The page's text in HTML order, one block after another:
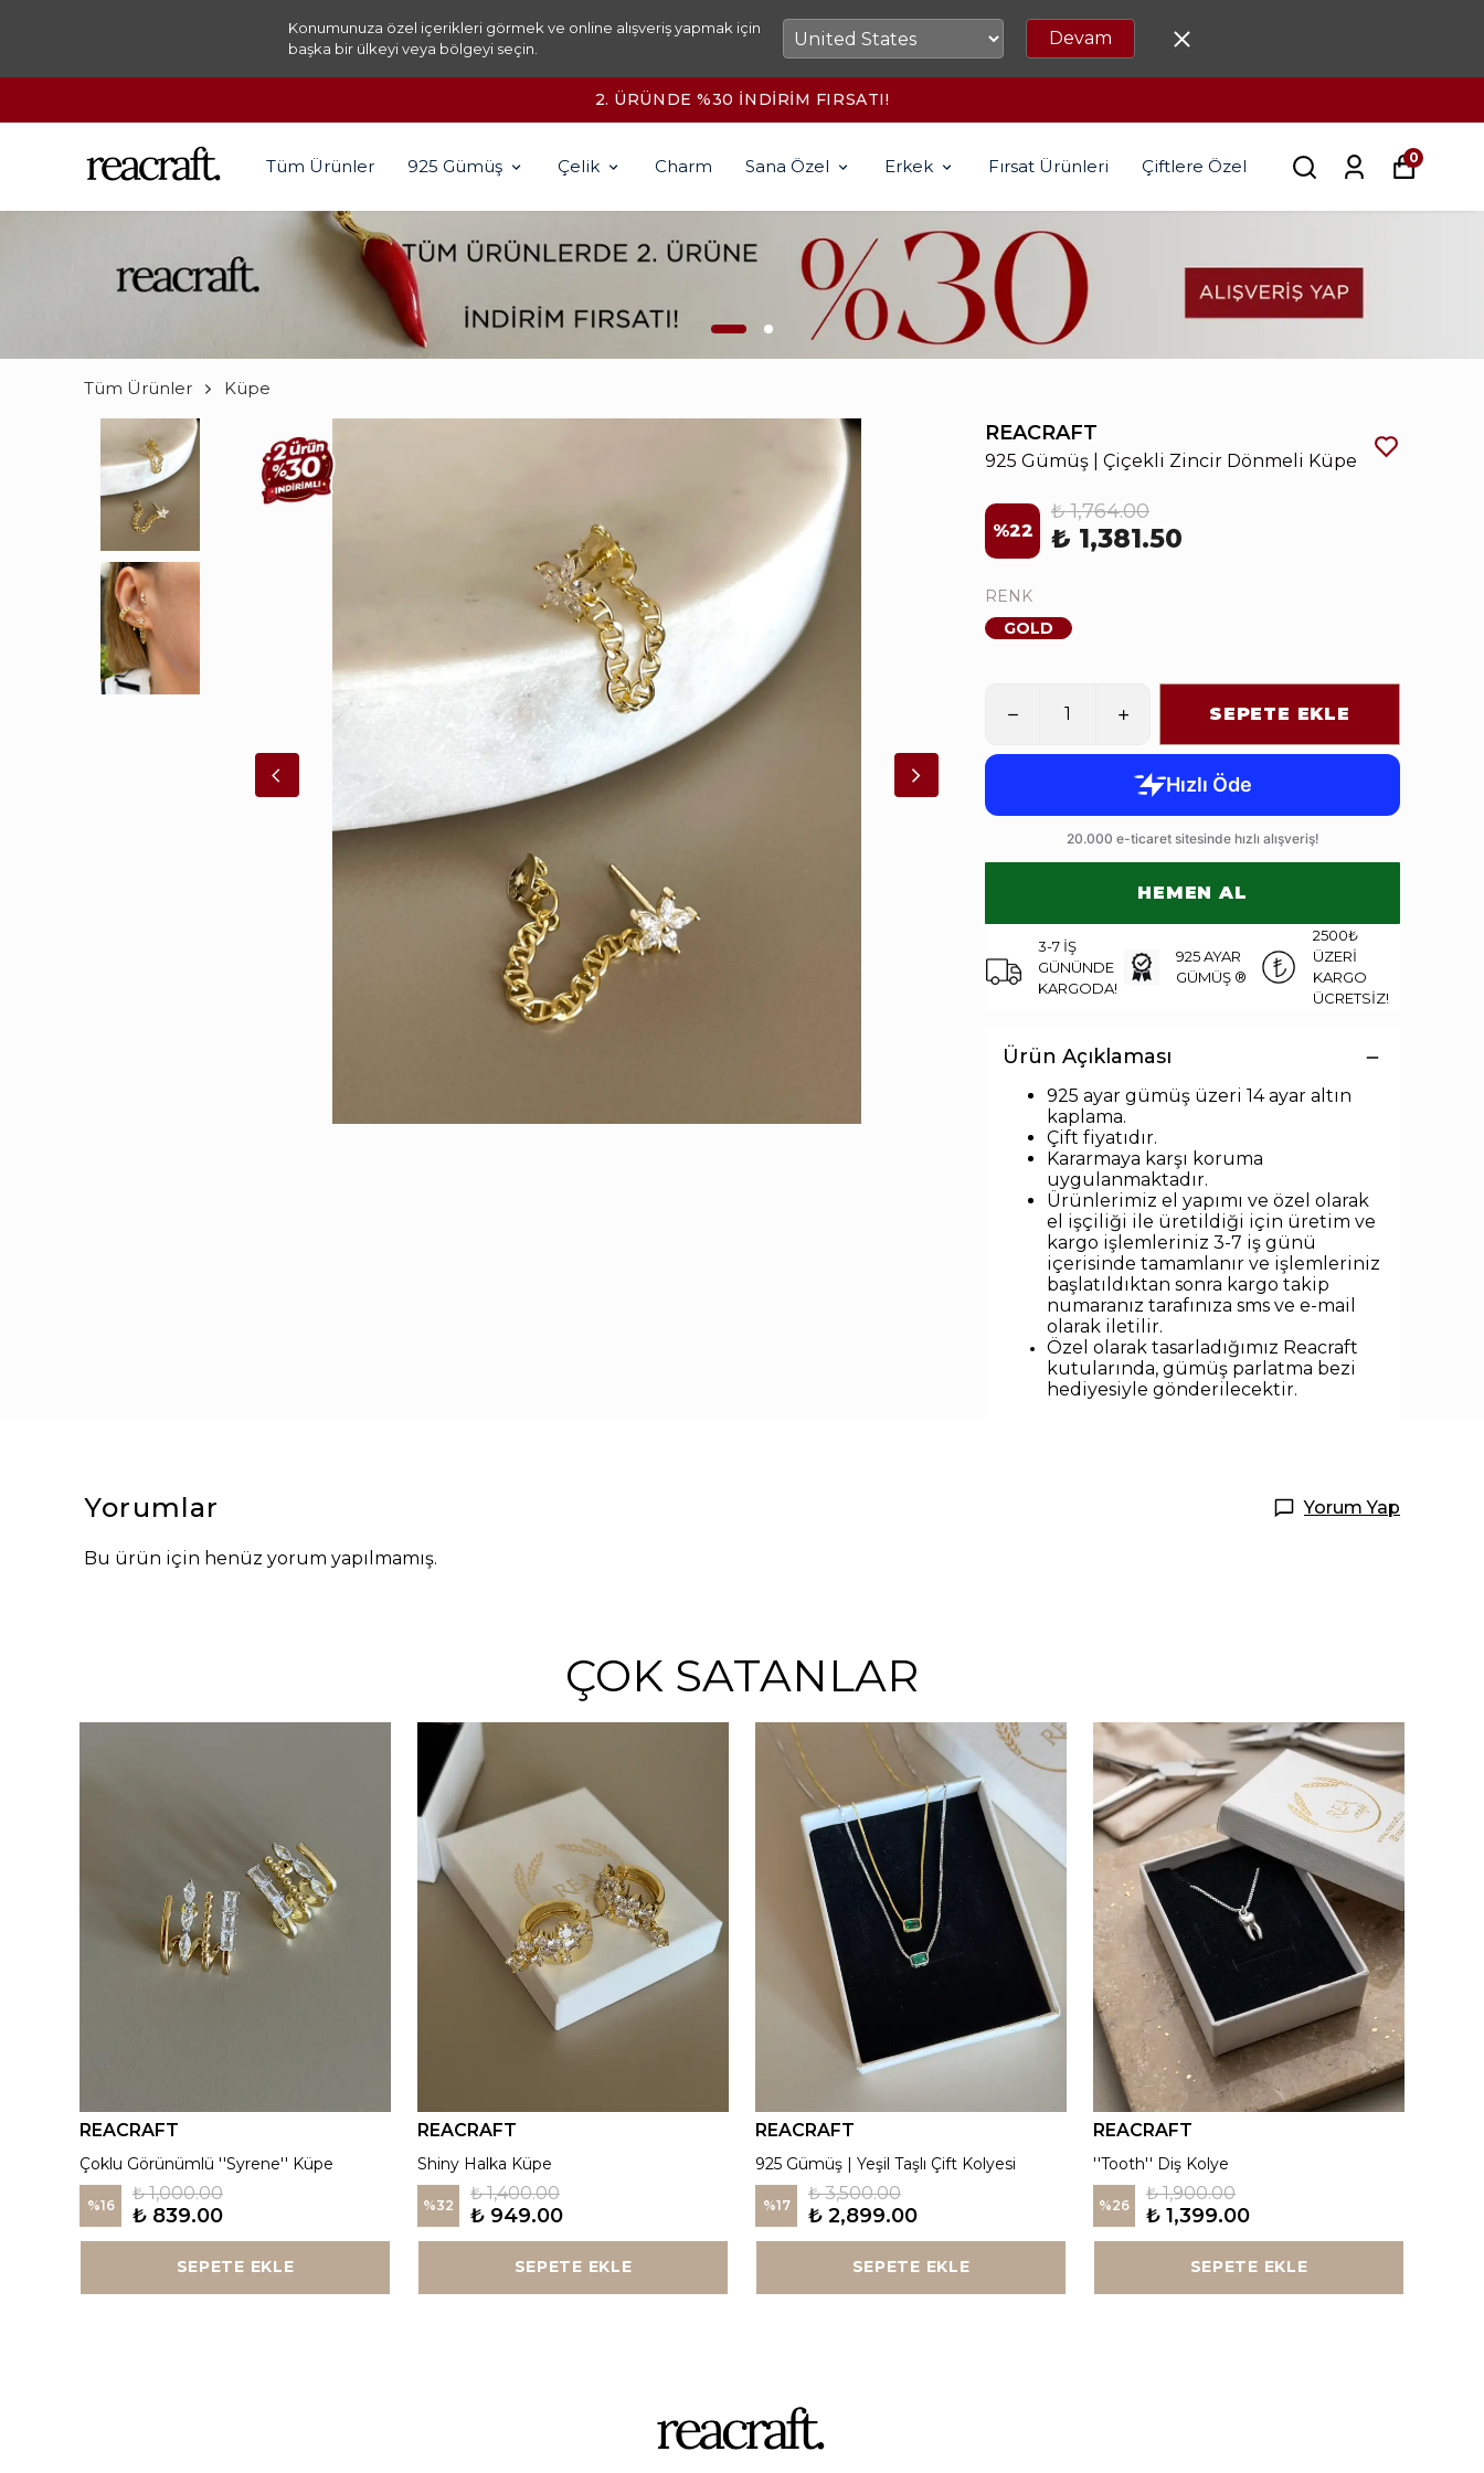
Konumunuza özel içerikleri görmek ve online alışveriş yapmak için
başka bir ülkeyi veya bölgeyi seçin.
Devam
2500₺ ÜZERİ KARGO ÜCRETSİZ!
Tüm Ürünler 925 Gümüş Çelik Charm Sana Özel Erkek Fırsat Ürünleri Çiftlere Özel 0
Tüm Ürünler Küpe
REACRAFT
925 Gümüş | Çiçekli Zincir Dönmeli Küpe
%22
₺ 1,764.00
₺ 1,381.50
RENK
GOLD
SEPETE EKLE
HEMEN AL
3-7 İŞ
GÜNÜNDE
KARGODA!
925 AYAR
GÜMÜŞ ®
2500₺
ÜZERİ
KARGO
ÜCRETSİZ!
Ürün Açıklaması
925 ayar gümüş üzeri 14 ayar altın
kaplama.
Çift fiyatıdır.
Kararmaya karşı koruma
uygulanmaktadır.
Ürünlerimiz el yapımı ve özel olarak
el işçiliği ile üretildiği için üretim ve
kargo işlemleriniz 3-7 iş günü
içerisinde tamamlanır ve işlemleriniz
başlatıldıktan sonra kargo takip
numaranız tarafınıza sms ve e-mail
olarak iletilir.
Özel olarak tasarladığımız Reacraft
kutularında, gümüş parlatma bezi
hediyesiyle gönderilecektir.
Yorumlar Yorum Yap
Bu ürün için henüz yorum yapılmamış.
ÇOK SATANLAR
REACRAFT
Çoklu Görünümlü ''Syrene'' Küpe
%16
₺ 1,000.00
₺ 839.00
SEPETE EKLE
REACRAFT
Shiny Halka Küpe
%32
₺ 1,400.00
₺ 949.00
SEPETE EKLE
REACRAFT
925 Gümüş | Yeşil Taşlı Çift Kolyesi
%17
₺ 3,500.00
₺ 2,899.00
SEPETE EKLE
REACRAFT
''Tooth'' Diş Kolye
%26
₺ 1,900.00
₺ 1,399.00
SEPETE EKLE